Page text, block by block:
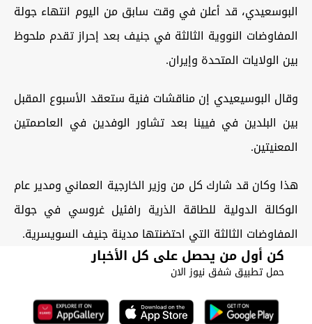
البوسعيدي، قد أعلن في وقت سابق من اليوم انتهاء جولة
المفاوضات النووية الثالثة في جنيف بعد إحراز تقدم ملحوظ
بين الولايات المتحدة وإيران.
وقال البوسيعيدي إن مناقشات فنية ستعقد الأسبوع المقبل
بين البلدين في فيينا بعد تشاور الوفدين في العاصمتين
المعنيتين.
هذا وكان قد شارك كل من وزير الخارجية العماني ومدير عام
الوكالة الدولية للطاقة الذرية رافئيل غروسي في جولة
المفاوضات الثالثة التي احتضنتها مدينة جنيف السويسرية.
كن أول من يحصل على كل الأخبار
حمل تطبيق شفق نيوز الان